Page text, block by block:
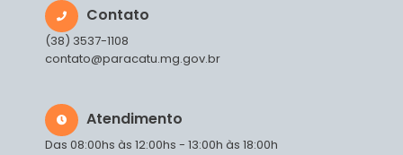
Contato
(38) 3537-1108
contato@paracatu.mg.gov.br
Atendimento
Das 08:00hs às 12:00hs - 13:00h às 18:00h